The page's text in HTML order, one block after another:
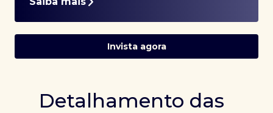
Invista agora
Detalhamento das